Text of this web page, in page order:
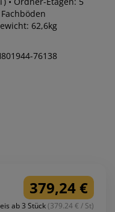
62,6kg
76138
379,24 €
ab 3 Stück(379.24 € / St)